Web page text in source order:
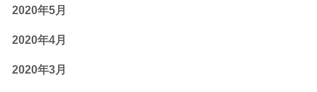
2020年5月
2020年4月
2020年3月